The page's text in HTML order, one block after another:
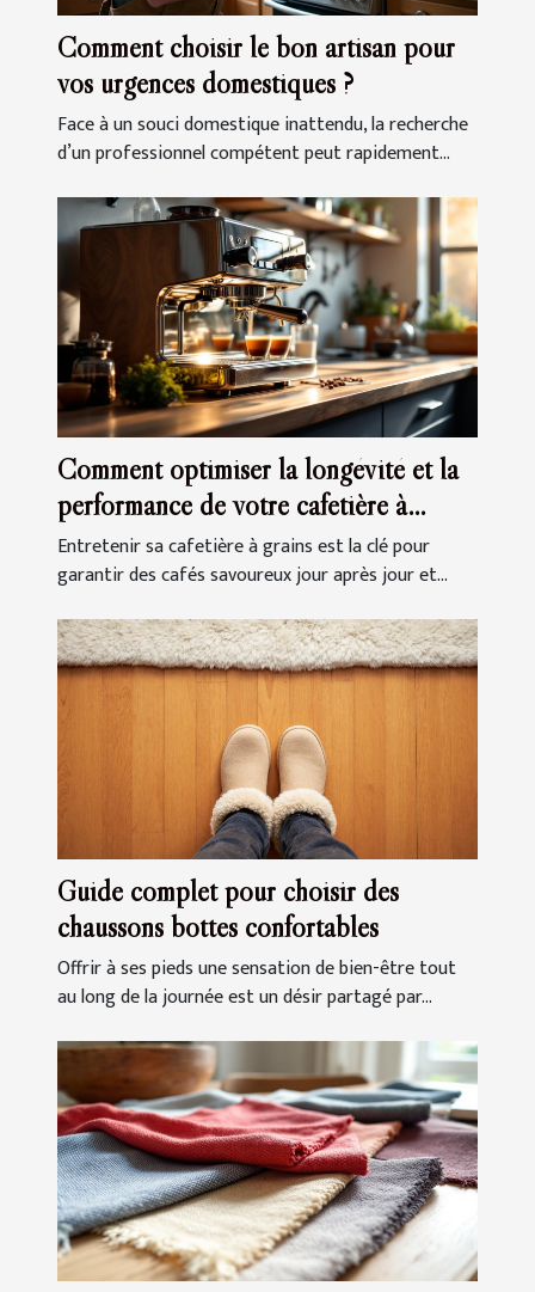
Comment choisir le bon artisan pour
vos urgences domestiques ?
Face à un souci domestique inattendu, la recherche
d’un professionnel compétent peut rapidement...
Comment optimiser la longévité et la
performance de votre cafetière à
grains ?
Entretenir sa cafetière à grains est la clé pour
garantir des cafés savoureux jour après jour et...
Guide complet pour choisir des
chaussons bottes confortables
Offrir à ses pieds une sensation de bien-être tout
au long de la journée est un désir partagé par...